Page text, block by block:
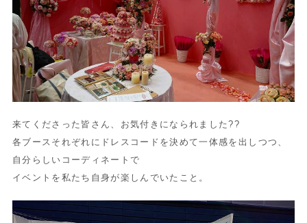
来てくださった皆さん、お気付きになられました??
各ブースそれぞれにドレスコードを決めて一体感を出しつつ、
自分らしいコーディネートで
イベントを私たち自身が楽しんでいた こと。